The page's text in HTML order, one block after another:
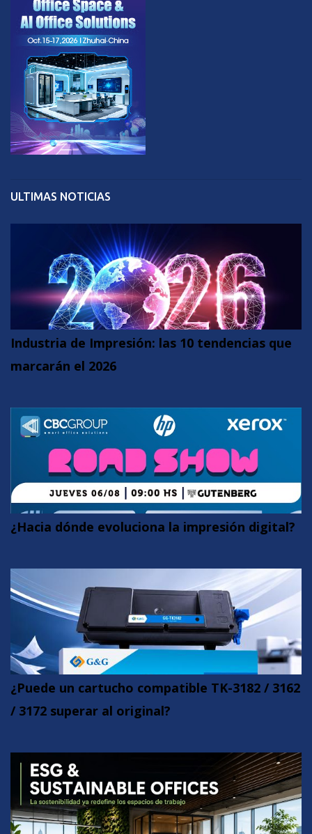
ULTIMAS NOTICIAS
Industria de Impresión: las 10 tendencias que
marcarán el 2026
¿Hacia dónde evoluciona la impresión digital?
¿Puede un cartucho compatible TK-3182 / 3162
/ 3172 superar al original?